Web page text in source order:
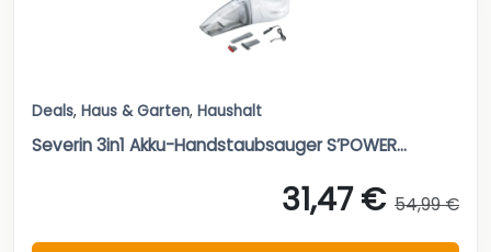
Deals, Haus & Garten, Haushalt
Severin 3in1 Akku-Handstaubsauger S’POWER...
31,47 € 54,99 €